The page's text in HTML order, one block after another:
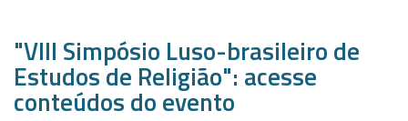
"VIII Simpósio Luso-brasileiro de
Estudos de Religião": acesse
conteúdos do evento